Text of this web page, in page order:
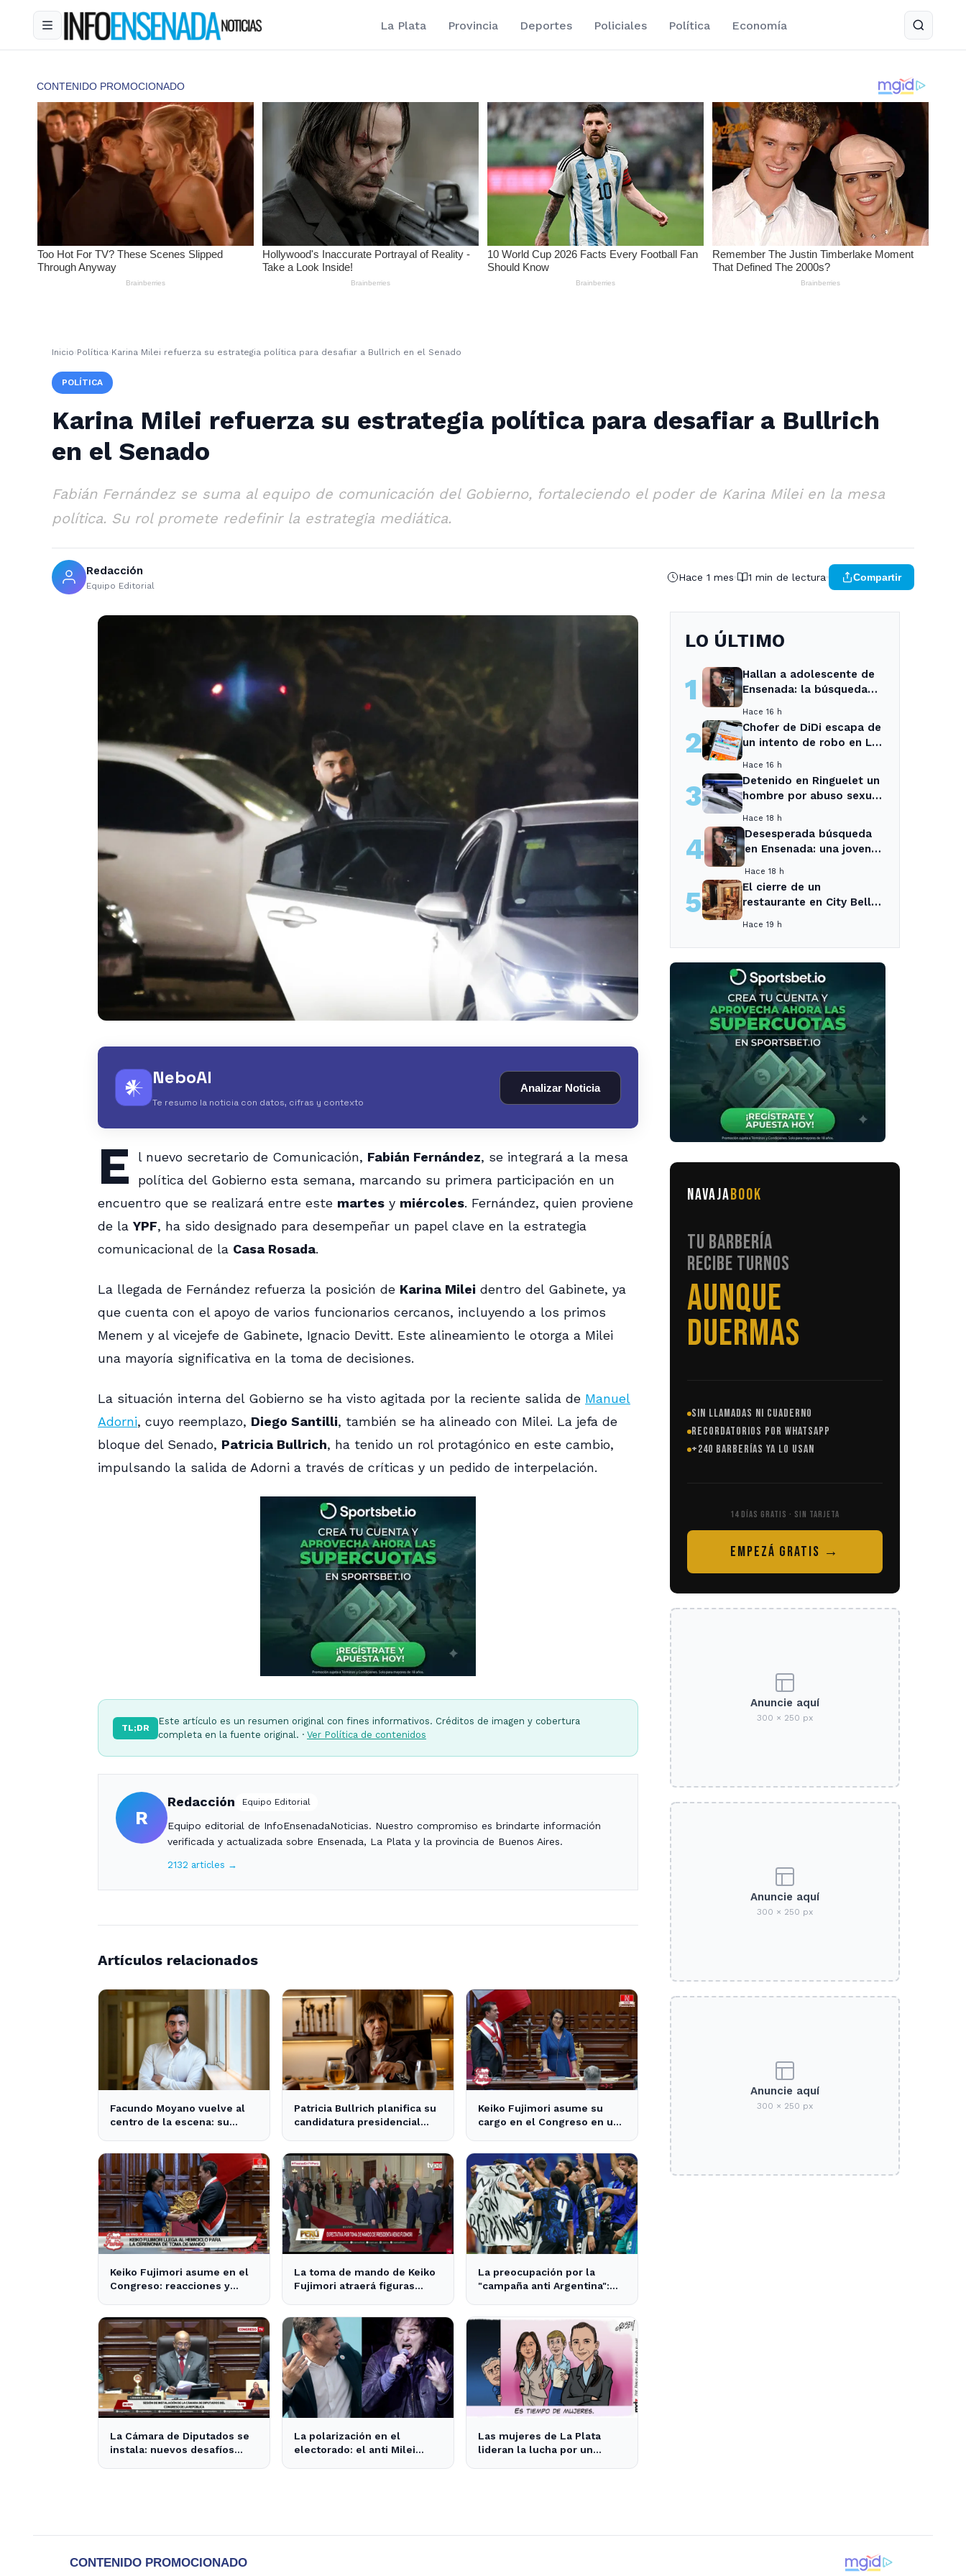
La Plata Provincia Deportes Policiales Política Economía
Inicio ›Política›Karina Milei refuerza su estrategia política para desafiar a Bullrich en el Senado
POLÍTICA
Karina Milei refuerza su estrategia política para desafiar a Bullrich
en el Senado
Fabián Fernández se suma al equipo de comunicación del Gobierno, fortaleciendo el poder de Karina Milei en la mesa
política. Su rol promete redefinir la estrategia mediática.
Redacción
Equipo Editorial
Hace 1 mes 1 min de lectura Compartir
𒀭 NeboAI
Te resumo la noticia con datos, cifras y contexto
Analizar Noticia
E l nuevo secretario de Comunicación, Fabián Fernández, se integrará a la mesa
política del Gobierno esta semana, marcando su primera participación en un
encuentro que se realizará entre este martes y miércoles. Fernández, quien proviene
de la YPF, ha sido designado para desempeñar un papel clave en la estrategia
comunicacional de la Casa Rosada.
La llegada de Fernández refuerza la posición de Karina Milei dentro del Gabinete, ya
que cuenta con el apoyo de varios funcionarios cercanos, incluyendo a los primos
Menem y al vicejefe de Gabinete, Ignacio Devitt. Este alineamiento le otorga a Milei
una mayoría significativa en la toma de decisiones.
La situación interna del Gobierno se ha visto agitada por la reciente salida de Manuel
Adorni, cuyo reemplazo, Diego Santilli, también se ha alineado con Milei. La jefa de
bloque del Senado, Patricia Bullrich, ha tenido un rol protagónico en este cambio,
impulsando la salida de Adorni a través de críticas y un pedido de interpelación.
TL;DR
Este artículo es un resumen original con fines informativos. Créditos de imagen y cobertura
completa en la fuente original. · Ver Política de contenidos
R
Redacción Equipo Editorial
Equipo editorial de InfoEnsenadaNoticias. Nuestro compromiso es brindarte información
verificada y actualizada sobre Ensenada, La Plata y la provincia de Buenos Aires.
2132 articles →
Artículos relacionados
Facundo Moyano vuelve al
centro de la escena: su
Patricia Bullrich planifica su
candidatura presidencial
Keiko Fujimori asume su
cargo en el Congreso en un
Keiko Fujimori asume en el
Congreso: reacciones y
La toma de mando de Keiko
Fujimori atraerá figuras
La preocupación por la
"campaña anti Argentina":
La Cámara de Diputados se
instala: nuevos desafíos
La polarización en el
electorado: el anti Milei
Las mujeres de La Plata
lideran la lucha por un
LO ÚLTIMO
1
Hallan a adolescente de
Ensenada: la búsqueda
Hace 16 h
2
Chofer de DiDi escapa de
un intento de robo en La
Hace 16 h
3
Detenido en Ringuelet un
hombre por abuso sexual
Hace 18 h
4
Desesperada búsqueda
en Ensenada: una joven
Hace 18 h
5
El cierre de un
restaurante en City Bell
Hace 19 h
NAVAJABOOK
TU BARBERÍA
RECIBE TURNOS
SIN LLAMADAS
SIN LLAMADAS NI CUADERNO
RECORDATORIOS POR WHATSAPP
+240 BARBERÍAS YA LO USAN
14 DÍAS GRATIS · SIN TARJETA
EMPEZÁ GRATIS →
Anuncie aquí
300 × 250 px
Anuncie aquí
300 × 250 px
Anuncie aquí
300 × 250 px